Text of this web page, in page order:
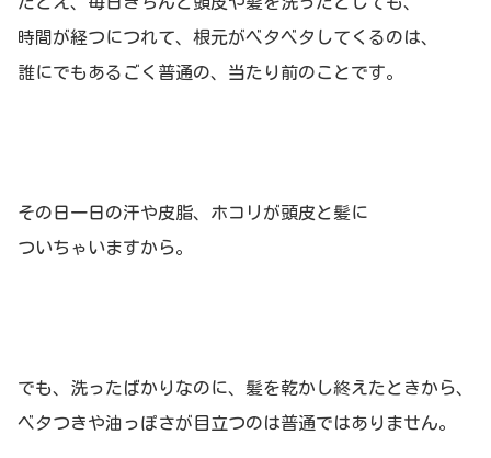
時間が経つにつれて、根元がベタベタしてくるのは、
誰にでもあるごく普通の、当たり前のことです。
その日一日の汗や皮脂、ホコリが頭皮と髪に
ついちゃいますから。
でも、洗ったばかりなのに、髪を乾かし終えたときから、
ベタつきや油っぽさが目立つのは普通ではありません。